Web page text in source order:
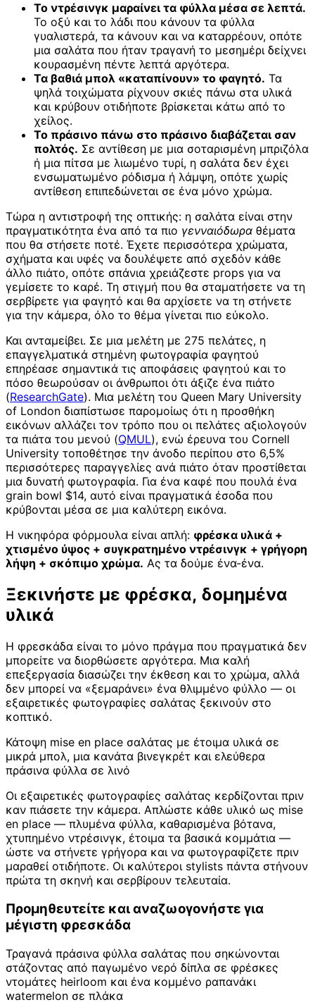
Το ντρέσινγκ μαραίνει τα φύλλα μέσα σε λεπτά.
Το οξύ και το λάδι που κάνουν τα φύλλα
γυαλιστερά, τα κάνουν και να καταρρέουν, οπότε
μια σαλάτα που ήταν τραγανή το μεσημέρι δείχνει
κουρασμένη πέντε λεπτά αργότερα.
Τα βαθιά μπολ «καταπίνουν» το φαγητό. Τα
ψηλά τοιχώματα ρίχνουν σκιές πάνω στα υλικά
και κρύβουν οτιδήποτε βρίσκεται κάτω από το
χείλος.
Το πράσινο πάνω στο πράσινο διαβάζεται σαν
πολτός. Σε αντίθεση με μια σοταρισμένη μπριζόλα
ή μια πίτσα με λιωμένο τυρί, η σαλάτα δεν έχει
ενσωματωμένο ρόδισμα ή λάμψη, οπότε χωρίς
αντίθεση επιπεδώνεται σε ένα μόνο χρώμα.
Τώρα η αντιστροφή της οπτικής: η σαλάτα είναι στην
πραγματικότητα ένα από τα πιο γενναιόδωρα θέματα
που θα στήσετε ποτέ. Έχετε περισσότερα χρώματα,
σχήματα και υφές να δουλέψετε από σχεδόν κάθε
άλλο πιάτο, οπότε σπάνια χρειάζεστε props για να
γεμίσετε το καρέ. Τη στιγμή που θα σταματήσετε να τη
σερβίρετε για φαγητό και θα αρχίσετε να τη στήνετε
για την κάμερα, όλο το θέμα γίνεται πιο εύκολο.
Και ανταμείβει. Σε μια μελέτη με 275 πελάτες, η
επαγγελματικά στημένη φωτογραφία φαγητού
επηρέασε σημαντικά τις αποφάσεις φαγητού και το
πόσο θεωρούσαν οι άνθρωποι ότι άξιζε ένα πιάτο
(ResearchGate). Μια μελέτη του Queen Mary University
of London διαπίστωσε παρομοίως ότι η προσθήκη
εικόνων αλλάζει τον τρόπο που οι πελάτες αξιολογούν
τα πιάτα του μενού (QMUL), ενώ έρευνα του Cornell
University τοποθέτησε την άνοδο περίπου στο 6,5%
περισσότερες παραγγελίες ανά πιάτο όταν προστίθεται
μια δυνατή φωτογραφία. Για ένα καφέ που πουλά ένα
grain bowl $14, αυτό είναι πραγματικά έσοδα που
κρύβονται μέσα σε μια καλύτερη εικόνα.
Η νικηφόρα φόρμουλα είναι απλή: φρέσκα υλικά +
χτισμένο ύψος + συγκρατημένο ντρέσινγκ + γρήγορη
λήψη + σκόπιμο χρώμα. Ας τα δούμε ένα-ένα.
Ξεκινήστε με φρέσκα, δομημένα
υλικά
Η φρεσκάδα είναι το μόνο πράγμα που πραγματικά δεν
μπορείτε να διορθώσετε αργότερα. Μια καλή
επεξεργασία διασώζει την έκθεση και το χρώμα, αλλά
δεν μπορεί να «ξεμαράνει» ένα θλιμμένο φύλλο — οι
εξαιρετικές φωτογραφίες σαλάτας ξεκινούν στο
κοπτικό.
Κάτοψη mise en place σαλάτας με έτοιμα υλικά σε
μικρά μπολ, μια κανάτα βινεγκρέτ και ελεύθερα
πράσινα φύλλα σε λινό
Οι εξαιρετικές φωτογραφίες σαλάτας κερδίζονται πριν
καν πιάσετε την κάμερα. Απλώστε κάθε υλικό ως mise
en place — πλυμένα φύλλα, καθαρισμένα βότανα,
χτυπημένο ντρέσινγκ, έτοιμα τα βασικά κομμάτια —
ώστε να στήνετε γρήγορα και να φωτογραφίζετε πριν
μαραθεί οτιδήποτε. Οι καλύτεροι stylists πάντα στήνουν
πρώτα τη σκηνή και σερβίρουν τελευταία.
Προμηθευτείτε και αναζωογονήστε για
μέγιστη φρεσκάδα
Τραγανά πράσινα φύλλα σαλάτας που σηκώνονται
στάζοντας από παγωμένο νερό δίπλα σε φρέσκες
ντομάτες heirloom και ένα κομμένο ραπανάκι
watermelon σε πλάκα